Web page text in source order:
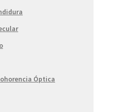
Óptica